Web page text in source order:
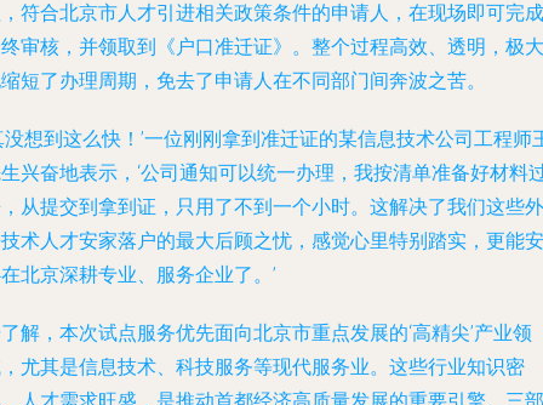
符合北京市人才引进相关政策条件的申请人，在现场即可完成
审核，并领取到《户口准迁证》。整个过程高效、透明，极大
短了办理周期，免去了申请人在不同部门间奔波之苦。
没想到这么快！’一位刚刚拿到准迁证的某信息技术公司工程师
兴奋地表示，‘公司通知可以统一办理，我按清单准备好材料
从提交到拿到证，只用了不到一个小时。这解决了我们这些外
术人才安家落户的最大后顾之忧，感觉心里特别踏实，更能安
北京深耕专业、服务企业了。’
解，本次试点服务优先面向北京市重点发展的‘高精尖’产业领
尤其是信息技术、科技服务等现代服务业。这些行业知识密